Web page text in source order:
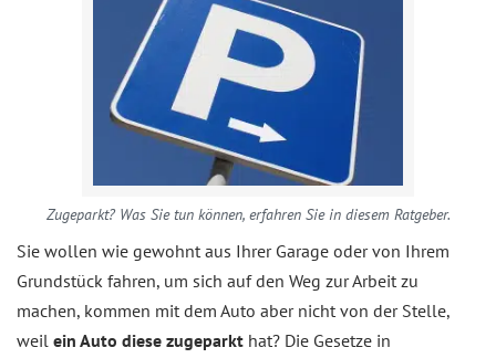
Zugeparkt? Was Sie tun können, erfahren Sie in diesem Ratgeber.
Sie wollen wie gewohnt aus Ihrer Garage oder von Ihrem
Grundstück fahren, um sich auf den Weg zur Arbeit zu
machen, kommen mit dem Auto aber nicht von der Stelle,
weil ein Auto diese zugeparkt hat? Die Gesetze in